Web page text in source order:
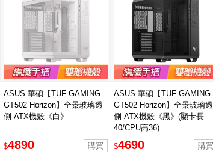
ASUS 華碩【TUF GAMING
GT502 Horizon】全景玻璃透
側 ATX機殼《白》
$4890
ASUS 華碩【TUF GAMING
GT502 Horizon】全景玻璃透
側 ATX機殼《黑》(顯卡長
40/CPU高36)
$4690